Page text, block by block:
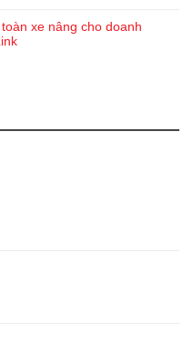
xe nâng cho doanh